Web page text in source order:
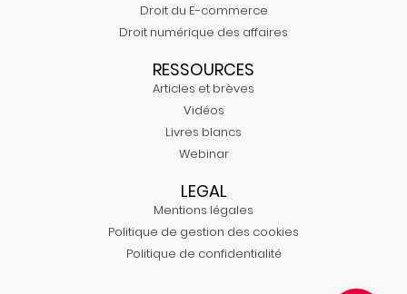
Droit du E-commerce
Droit numérique des affaires
RESSOURCES
Articles et brèves
Vidéos
Livres blancs
Webinar
LEGAL
Mentions légales
Politique de gestion des cookies
Politique de confidentialité